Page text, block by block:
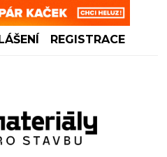
REGISTRACE